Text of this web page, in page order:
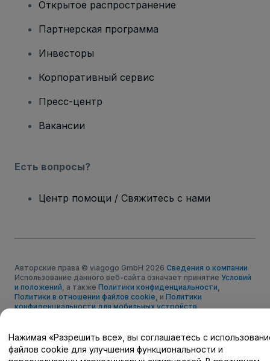
Открытое распространение
Партнерская программа
Инвесторы
Корпоративный сервис
Пресс-центр
Вакансии
Есть вопросы?
Центр помощи / Свяжитесь с нами
Авторские права © viagogo GmbH 2026 Сведения о компании
Использование данного веб-сайта означает принятие Условий
и положений, а также Политики конфиденциальности,
Политики в отношении файлов cookie, и Политики
конфиденциальности для мобильных устройств
Нажимая «Разрешить все», вы соглашаетесь с
файлов cookie для улучшения функциональности и